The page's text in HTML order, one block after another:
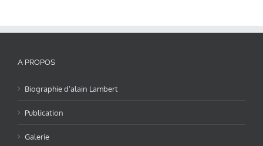
A PROPOS
Biographie d’alain Lambert
Publication
Galerie